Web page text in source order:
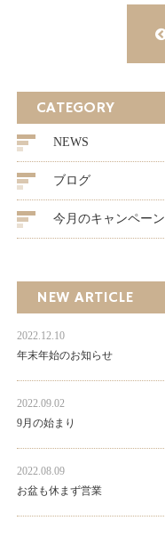
CATEGORY
NEWS
ブログ
今月のキャンペーン
NEW ARTICLE
2022.12.10
年末年始のお知らせ
2022.09.02
9月の始まり
2022.08.09
お盆も休まず営業